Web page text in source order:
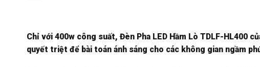
Chỉ với 400w công suất, Đèn Pha LED Hầm Lò TDLF-HL400
quyết triệt để bài toán ánh sáng cho các không gian ngầm